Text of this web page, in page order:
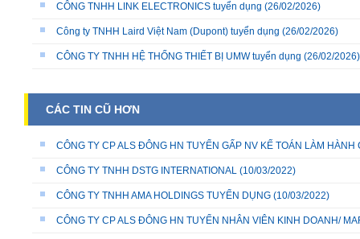
CÔNG TNHH LINK ELECTRONICS tuyển dụng (26/02/2026)
Công ty TNHH Laird Việt Nam (Dupont) tuyển dụng (26/02/2026)
CÔNG TY TNHH HỆ THỐNG THIẾT BỊ UMW tuyển dụng (26/02/2026)
CÁC TIN CŨ HƠN
CÔNG TY CP ALS ĐÔNG HN TUYỂN GẤP NV KẾ TOÁN LÀM HÀNH
CÔNG TY TNHH DSTG INTERNATIONAL (10/03/2022)
CÔNG TY TNHH AMA HOLDINGS TUYỂN DỤNG (10/03/2022)
CÔNG TY CP ALS ĐÔNG HN TUYỂN NHÂN VIÊN KINH DOANH/